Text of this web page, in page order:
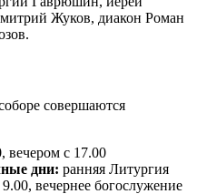
Жуков, диакон Роман
совершаются
вечером с 17.00
дни: ранняя Литургия
вечернее богослужение